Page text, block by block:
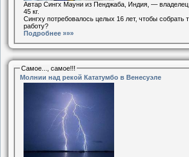
Автар Сингх Мауни из Пенджаба, Индия, — владелец
45 кг.
Сингху потребовалось целых 16 лет, чтобы
работу?
Подробнее »»»
Самое..., самое!!!
Молнии над рекой Кататумбо в Венесуэле